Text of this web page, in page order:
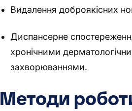
Видалення доброякісних
Диспансерне спостереження
хронічними
захворюваннями.
Методи